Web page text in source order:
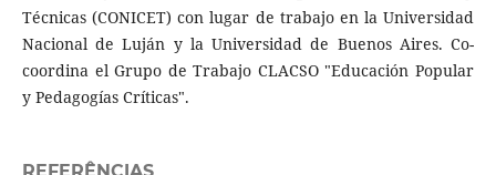
Técnicas (CONICET) con lugar de trabajo en la Universidad
Nacional de Luján y la Universidad de Buenos Aires. Co-
coordina el Grupo de Trabajo CLACSO "Educación Popular
y Pedagogías Críticas".